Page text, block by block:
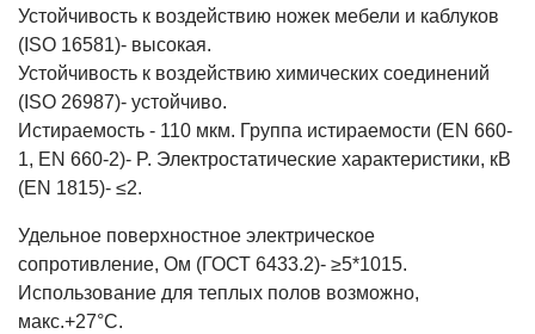
Устойчивость к воздействию ножек мебели и каблуков
(ISO 16581)- высокая.
Устойчивость к воздействию химических соединений
(ISO 26987)- устойчиво.
Истираемость - 110 мкм. Группа истираемости (EN 660-
1, EN 660-2)- P. Электростатические характеристики, кВ
(EN 1815)- ≤2.
Удельное поверхностное электрическое
сопротивление, Ом (ГОСТ 6433.2)- ≥5*1015.
Использование для теплых полов возможно,
макс.+27°С.